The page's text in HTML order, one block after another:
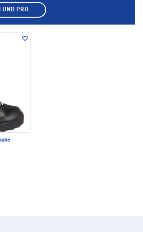
SHOP AUSWÄHLEN UND PRODUKTE ANZEIGEN